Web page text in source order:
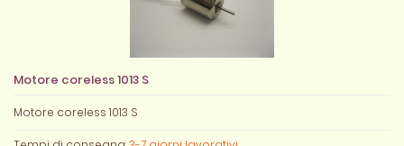
Motore coreless 1013 S
Motore coreless 1013 S